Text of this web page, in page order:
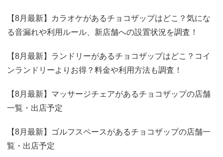
【8月最新】カラオケがあるチョコザップはどこ？気にな
る音漏れや利用ルール、新店舗への設置状況を調査！
【8月最新】ランドリーがあるチョコザップはどこ？コイ
ンランドリーよりお得？料金や利用方法も調査！
【8月最新】マッサージチェアがあるチョコザップの店舗
一覧・出店予定
【8月最新】ゴルフスペースがあるチョコザップの店舗一
覧・出店予定